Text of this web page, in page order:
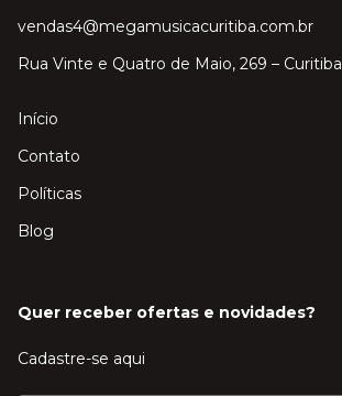
vendas4@megamusicacuritiba.com.br
Rua Vinte e Quatro de Maio, 269 – Curitiba
Início
Contato
Políticas
Blog
Quer receber ofertas e novidades?
Cadastre-se aqui